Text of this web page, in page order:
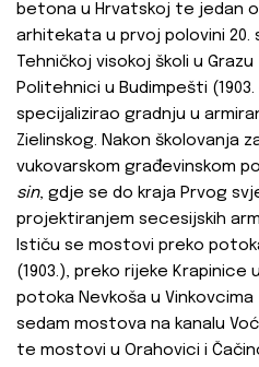
betona u Hrvatskoj te jedan
arhitekata u prvoj polovini
Tehničkoj visokoj školi u Grazu
Politehnici u Budimpešti (1903.
specijalizirao gradnju u
Zielinskog. Nakon školovanja
vukovarskom građevinskom
sin, gdje se do kraja Prvog
projektiranjem secesijskih
Ističu se mostovi preko
(1903.), preko rijeke Krapinice
potoka Nevkoša u Vinkovcima
sedam mostova na kanalu
te mostovi u Orahovici i